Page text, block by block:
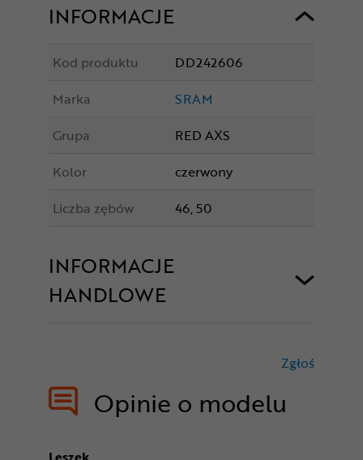
INFORMACJE
Kod produktu
DD242606
Marka
SRAM
Grupa
RED AXS
Kolor
czerwony
Liczba zębów
46, 50
INFORMACJE
HANDLOWE
Opinie o modelu
Zgłoś